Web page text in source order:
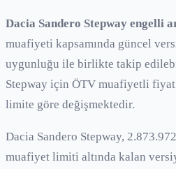
Dacia Sandero Stepway engelli
muafiyeti kapsamında güncel
uygunluğu ile birlikte takip
Stepway için ÖTV muafiyetli
limite göre değişmektedir.
Dacia Sandero Stepway,
muafiyet limiti altında kalan